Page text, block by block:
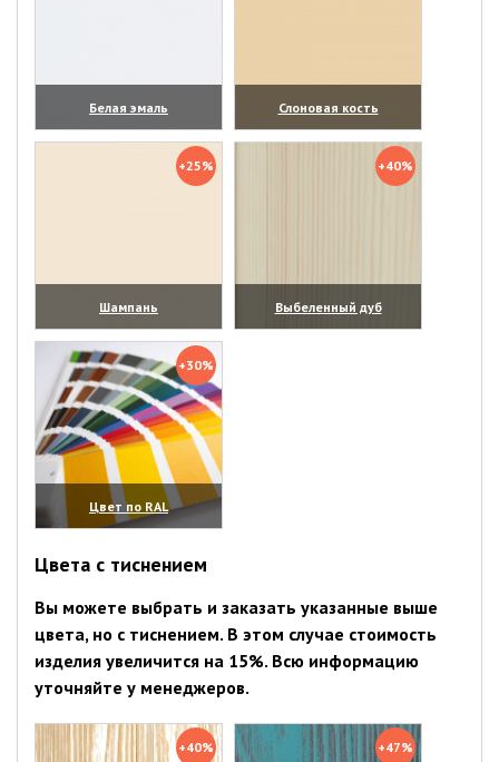
Белая эмаль
(увеличить)
Слоновая кость
(увеличить)
+25%
Шампань
(увеличить)
+40%
Выбеленный дуб
(увеличить)
+30%
Цвет по RAL
(увеличить)
Цвета с тиснением
Вы можете выбрать и заказать указанные выше
цвета, но с тиснением. В этом случае стоимость
изделия увеличится на 15%. Всю информацию
уточняйте у менеджеров.
+40% +47%